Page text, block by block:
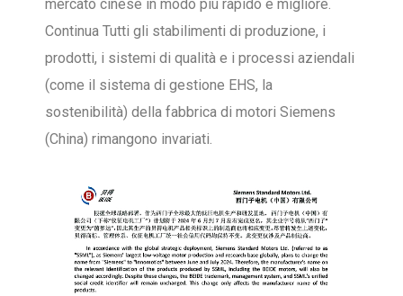
mercato cinese in modo più rapido e migliore.
Continua Tutti gli stabilimenti di produzione, i
prodotti, i sistemi di qualità e i processi aziendali
(come il sistema di gestione EHS, la
sostenibilità) della fabbrica di motori Siemens
(China) rimangono invariati.